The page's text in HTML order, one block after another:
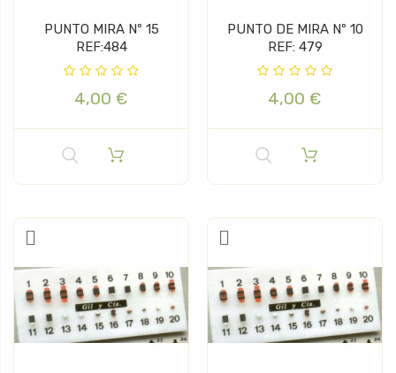
PUNTO MIRA Nº 15
REF:484
4,00 €
PUNTO DE MIRA Nº 10
REF: 479
4,00 €